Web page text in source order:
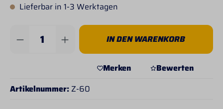
Lieferbar in 1-3 Werktagen
Produkt Anzahl: Gib den gewünschten
IN DEN WARENKORB
Merken
Bewerten
Artikelnummer:Z-60